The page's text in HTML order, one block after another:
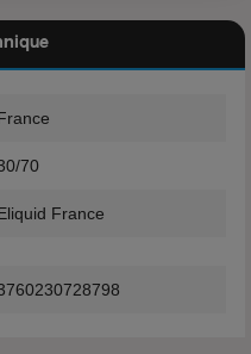
le goût de la
de Jaffa et de
70
France